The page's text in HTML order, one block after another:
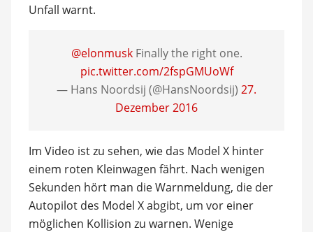
Unfall warnt.
@elonmuskFinally the right one.
pic.twitter.com/2fspGMUoWf
— Hans Noordsij (@HansNoordsij) 27.
Dezember 2016
Im Video ist zu sehen, wie das Model X hinter
einem roten Kleinwagen fährt. Nach wenigen
Sekunden hört man die Warnmeldung, die der
Autopilot des Model X abgibt, um vor einer
möglichen Kollision zu warnen. Wenige